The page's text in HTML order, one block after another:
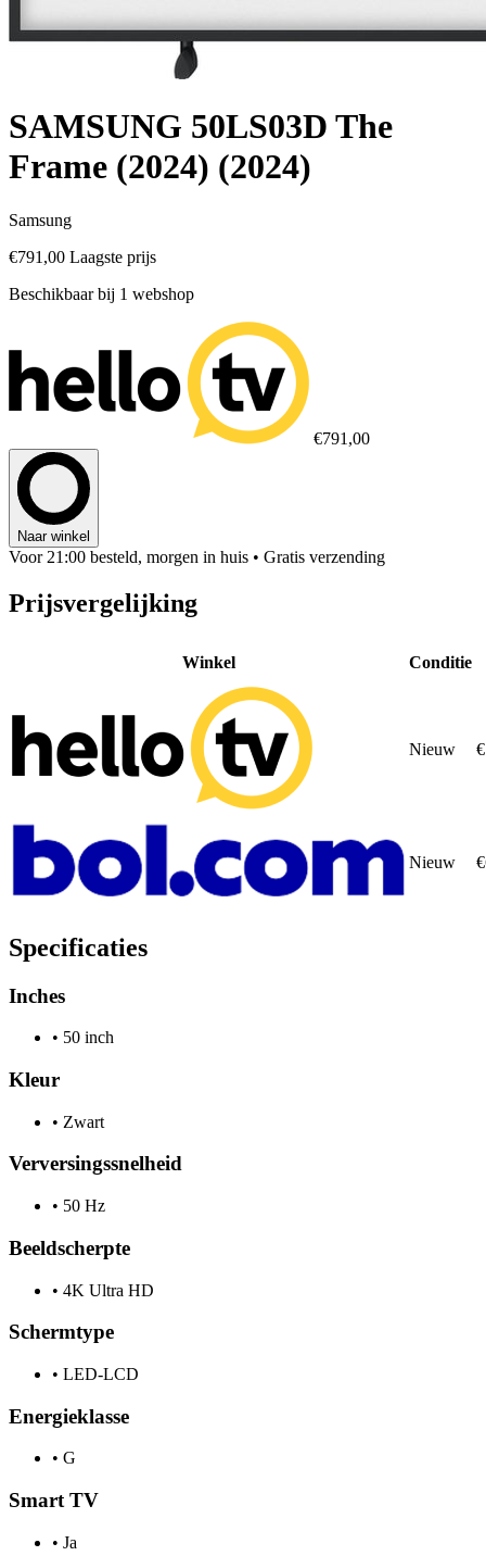
SAMSUNG 50LS03D The
Frame (2024) (2024)
Samsung
€791,00 Laagste prijs
Beschikbaar bij 1 webshop
€791,00
Naar winkel
Voor 21:00 besteld, morgen in huis • Gratis verzending
Prijsvergelijking
Winkel Conditie
Nieuw
Nieuw
Specificaties
Inches
• 50 inch
Kleur
• Zwart
Verversingssnelheid
• 50 Hz
Beeldscherpte
• 4K Ultra HD
Schermtype
• LED-LCD
Energieklasse
• G
Smart TV
• Ja